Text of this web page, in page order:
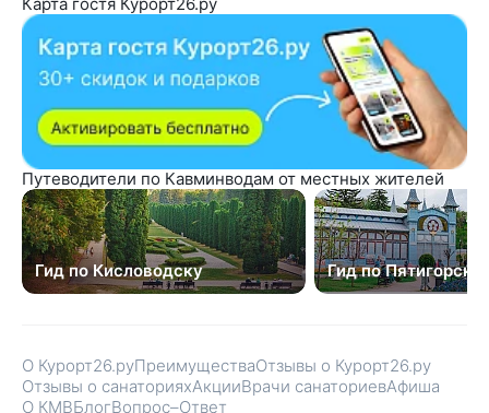
Путеводители по Кавминводам от местных жителей
Гид по Кисловодску Гид по Пятигорску
О Курорт26.руПреимуществаОтзывы о Курорт26.ру
Отзывы о санаторияхАкцииВрачи санаториевАфиша
О КМВБлогВопрос–Ответ